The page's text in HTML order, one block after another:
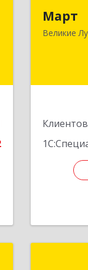
Март
Великие
г,